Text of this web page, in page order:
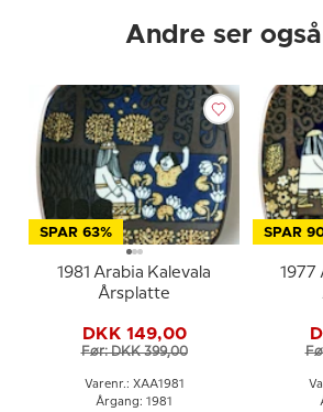
Andre ser
SPAR 63%
1981 Arabia Kalevala
Årsplatte
DKK 149,00
Før: DKK 399,00
Varenr.: XAA1981
Årgang: 1981
SPAR
1977